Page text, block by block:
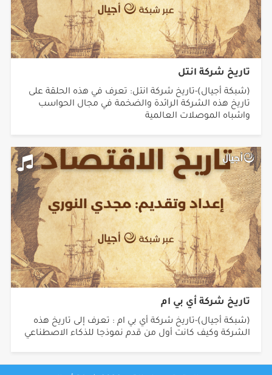
تاريخ شركة انتل
(شبكة أجيال)-تاريخ شركة انتل: تعرف في هذه الحلقة على
تاريخ هذه الشركة الرائدة والضخمة في مجال الحواسب
واشباه الموصلات العالمية
تاريخ شركة أي بي ام
(شبكة أجيال)-تاريخ شركة أي بي ام : تعرف إلى تاريخ هذه
الشركة وكيف كانت أول من قدم نموذجا للذكاء الاصطناعي